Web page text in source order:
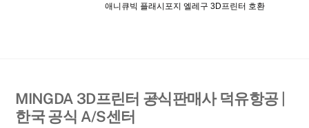
애니큐빅 플래시포지 엘레구 3D프린터 호환
Back
MINGDA 3D프린터 공식판매사 덕유항공 |
한국 공식 A/S센터